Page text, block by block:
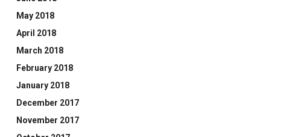
May 2018
April 2018
March 2018
February 2018
January 2018
December 2017
November 2017